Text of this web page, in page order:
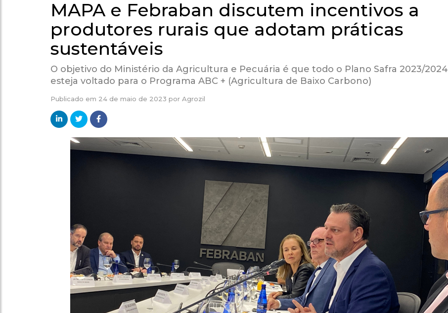
MAPA e Febraban discutem incentivos a
produtores rurais que adotam práticas
sustentáveis
O objetivo do Ministério da Agricultura e Pecuária é que todo o Plano Safra 2023/2024
esteja voltado para o Programa ABC + (Agricultura de Baixo Carbono)
Publicado em 24 de maio de 2023 por Agrozil